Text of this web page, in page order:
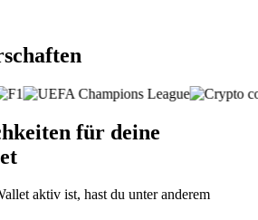
für deine
aktiv ist, hast du unter anderem